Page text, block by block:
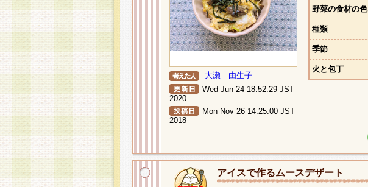
大瀬 由生子
Wed Jun 24 18:52:29 JST
2020
Mon Nov 26 14:25:00 JST
2018
野菜の食材の色
種類
季節
火と包丁
アイスで作るムースデザート